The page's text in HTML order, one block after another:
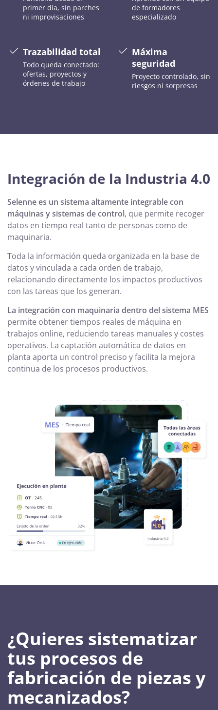
primer día, sin parches
ni improvisaciones
de formadores
especializado
Trazabilidad total
Todo queda conectado:
ofertas, proyectos y
órdenes de trabajo
Máxima
seguridad
Proyecto controlado, sin
riesgos ni sorpresas
Integración de la Industria 4.0
Selenne es un sistema altamente integrable con
máquinas y sistemas de control, que permite recoger
datos en tiempo real tanto de personas como de
maquinaria.
Toda la información queda organizada en la base de
datos y vinculada a cada orden de trabajo,
relacionando directamente los impactos productivos
con las tareas que los generan.
La integración con maquinaria dentro del sistema MES
permite obtener tiempos reales de máquina en
trabajos online, reduciendo tareas manuales y costes
operativos. La captación automática de datos en
planta aporta un control preciso y facilita la mejora
continua de los procesos productivos.
¿Quieres sistematizar
tus procesos de
fabricación de piezas y
mecanizados?